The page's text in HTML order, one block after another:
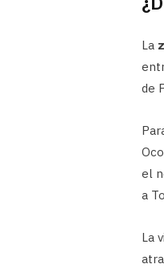
La
de
el
a
La